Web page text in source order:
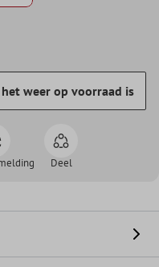
weer op voorraad is
Deel